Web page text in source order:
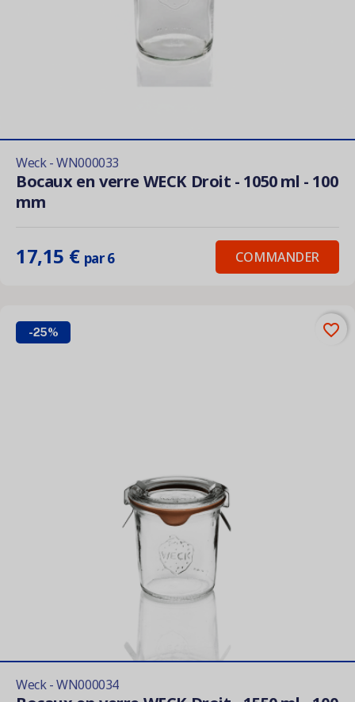
Weck - WN000033
Bocaux en verre WECK Droit - 1050 ml - 100
mm
17,15 € par 6 COMMANDER
Weck - WN000034
-25% favorite_border